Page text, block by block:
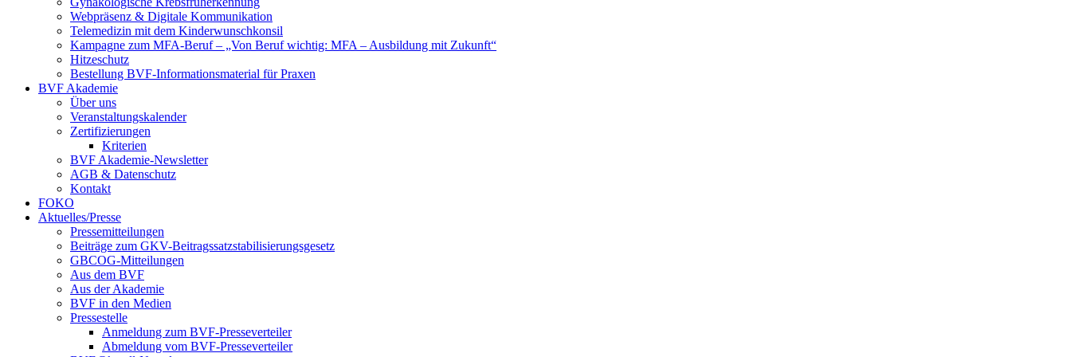
Webpräsenz & Digitale Kommunikation
Telemedizin mit dem Kinderwunschkonsil
Kampagne zum MFA-Beruf – „Von Beruf wichtig: MFA – Ausbildung mit Zukunft“
Hitzeschutz
Bestellung BVF-Informationsmaterial für Praxen
BVF Akademie
Über uns
Veranstaltungskalender
Zertifizierungen
Kriterien
BVF Akademie-Newsletter
AGB & Datenschutz
Kontakt
FOKO
Aktuelles/Presse
Pressemitteilungen
Beiträge zum GKV-Beitragssatzstabilisierungsgesetz
GBCOG-Mitteilungen
Aus dem BVF
Aus der Akademie
BVF in den Medien
Pressestelle
Anmeldung zum BVF-Presseverteiler
Abmeldung vom BVF-Presseverteiler